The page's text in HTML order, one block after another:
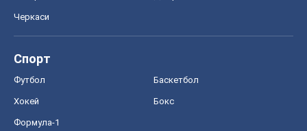
Черкаси
Спорт
Футбол Баскетбол
Хокей Бокс
Формула-1